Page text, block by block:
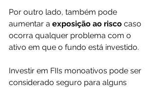
Por outro lado, também pode
aumentar a exposição ao risco caso
ocorra qualquer problema com o
ativo em que o fundo está investido.
Investir em FIIs monoativos pode ser
considerado seguro para alguns